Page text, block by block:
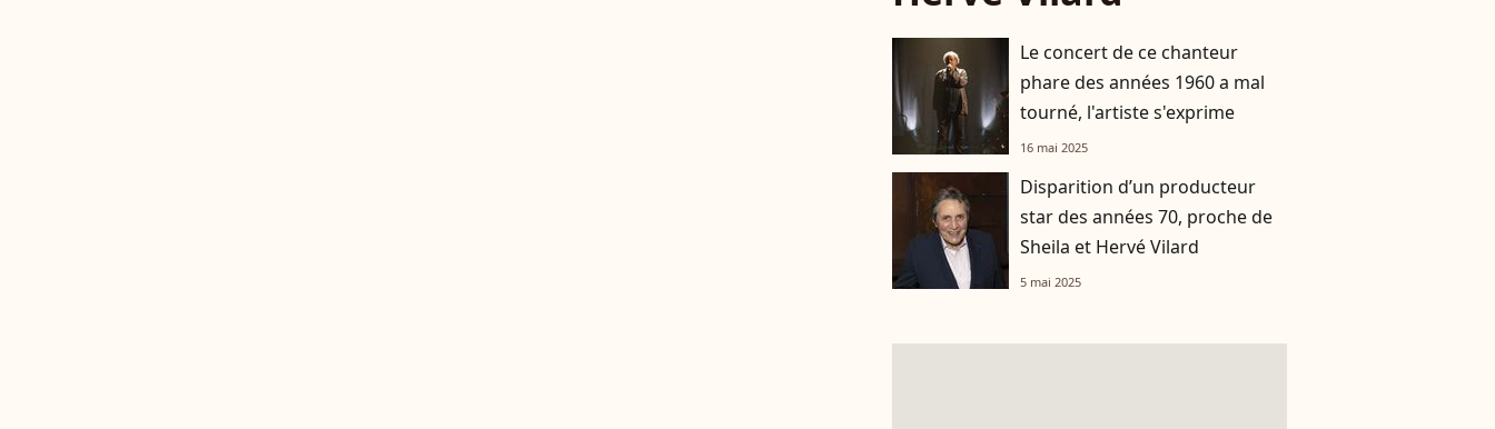
Le concert de ce chanteur
phare des années 1960 a mal
tourné, l'artiste s'exprime
16 mai 2025
Disparition d’un producteur
star des années 70, proche de
Sheila et Hervé Vilard
5 mai 2025